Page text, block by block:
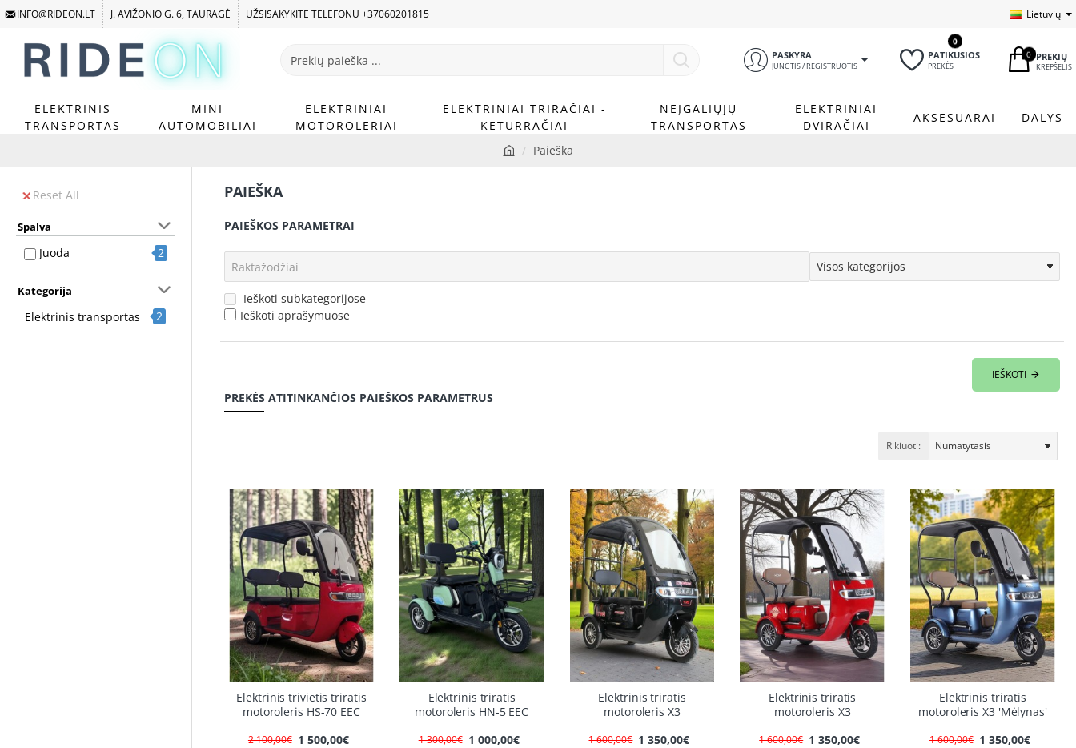
INFO@RIDEON.LT J. AVIŽONIO G. 6, TAURAGĖ UŽSISAKYKITE TELEFONU +37060201815 Lietuvių
Prekių
PASKYRA
JUNGTIS / REGISTRUOTIS
PATIKUSIOS
PREKĖS
0
0 PREKIŲ
KREPŠELIS
ELEKTRINIS
TRANSPORTAS
MINI
AUTOMOBILIAI
ELEKTRINIAI
MOTOROLERIAI
ELEKTRINIAI TRIRAČIAI -
KETURRAČIAI
NEĮGALIŲJŲ
TRANSPORTAS
ELEKTRINIAI
DVIRAČIAI
AKSESUARAI DALYS
Paieška
Reset All
Spalva
Juoda 2
Kategorija
Elektrinis transportas 2
PAIEŠKA
PAIEŠKOS PARAMETRAI
Ieškoti subkategorijose
Ieškoti aprašymuose
IEŠKOTI
PREKĖS ATITINKANČIOS PAIEŠKOS PARAMETRUS
Rikiuoti:
-29%
Elektrinis trivietis triratis
motoroleris HS-70 EEC
1 500,00€
2 100,00€
Elektrinis triratis
motoroleris HN-5 EEC
1 000,00€
1 300,00€
Elektrinis triratis
motoroleris X3
1 350,00€
1 600,00€
Elektrinis triratis
motoroleris X3
1 350,00€
1 600,00€
Elektrinis triratis
motoroleris X3 'Mėlynas'
1 350,00€
1 600,00€